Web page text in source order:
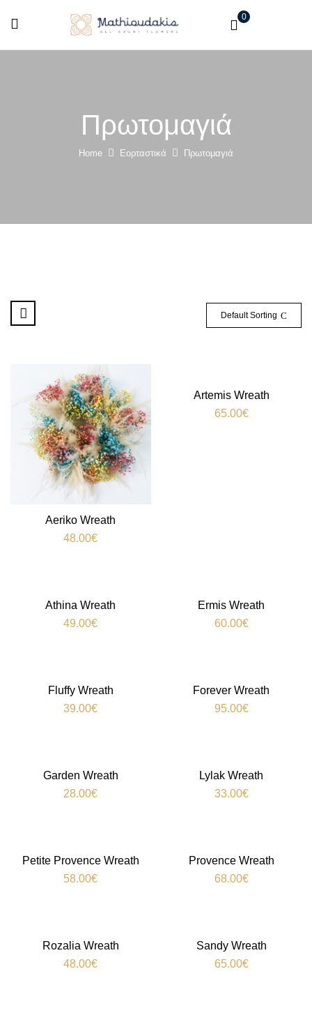
0
Πρωτομαγιά
Home Εορταστικά Πρωτομαγιά
Default Sorting
Aeriko Wreath
48.00€
Artemis Wreath
65.00€
Athina Wreath
49.00€
Ermis Wreath
60.00€
Fluffy Wreath
39.00€
Forever Wreath
95.00€
Garden Wreath
28.00€
Lylak Wreath
33.00€
Petite Provence Wreath
58.00€
Provence Wreath
68.00€
Rozalia Wreath
48.00€
Sandy Wreath
65.00€